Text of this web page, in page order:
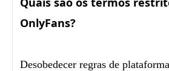
OnlyFans?
Desobedecer regras de